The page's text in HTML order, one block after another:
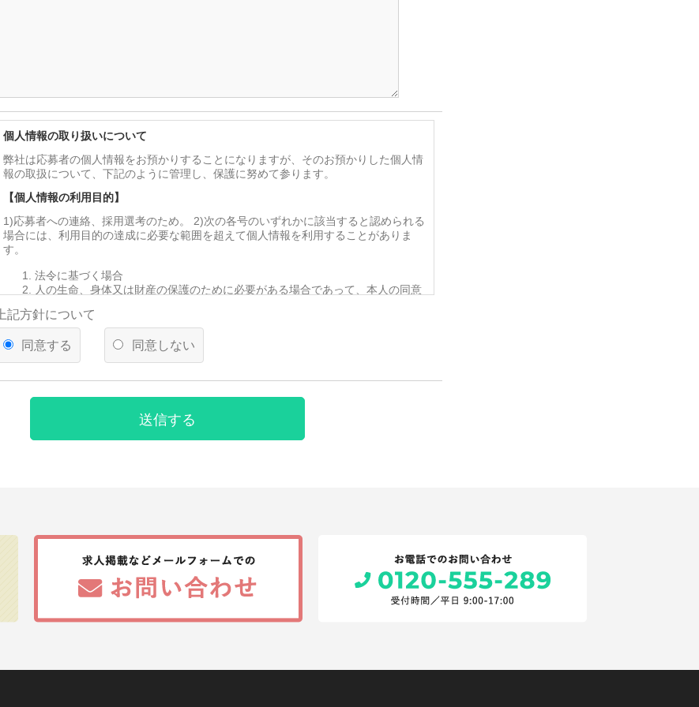
個人情報の取り扱いについて
弊社は応募者の個人情報をお預かりすることになりますが、そのお預かりした個人情
報の取扱について、下記のように管理し、保護に努めて参ります。
【個人情報の利用目的】
1)応募者への連絡、採用選考のため。 2)次の各号のいずれかに該当すると認められる
場合には、利用目的の達成に必要な範囲を超えて個人情報を利用することがありま
す。
法令に基づく場合
人の生命、身体又は財産の保護のために必要がある場合であって、本人の同意
公衆衛生の向上又は児童の健全な育成の推進のために特に必要がある場合であ
って、本人の同意を得ることが困難であるとき
国の機関若しくは地方公共団体又はその委託を受けた者が法令の定める事務を
遂行することに対して協力する必要がある場合であって、本人の同意を得るこ
【第三者への提供】
弊社は法律で定められている場合を除いて、応募者の個人情報を当該応募者の同意を
得ず第三者に提供・委託することはありません。ただし、官公庁等から法的な手続き
ださい。
【個人情報の開示等について】
貴殿には、貴殿の個人情報の利用目的の通知、開示、内容の訂正・追加・削除、利用
の停止、消去及び第三者への提供の停止（以下、「開示等」という。）の求めがあっ
た場合には、遅滞なく対応します。
上記方針について
同意する 同意しない
送信する